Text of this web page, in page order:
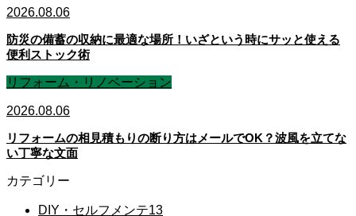
2026.08.06
防災の備蓄の収納に最適な場所！いざという時にサッと使える
便利ストック術
リフォーム・リノベーション
2026.08.06
リフォームの相見積もりの断り方はメールでOK？波風を立てな
い丁寧な文面
カテゴリー
DIY・セルフメンテ13